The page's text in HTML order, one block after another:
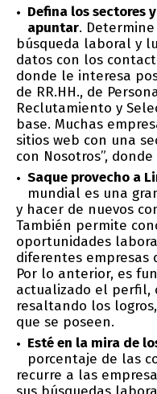
Defina los sectores
apuntar.
búsqueda laboral y
datos con los
donde le interesa
de RR.HH., de
Reclutamiento y
base. Muchas
sitios web con una
con Nosotros”,
Saque provecho a
mundial es una
y hacer de nuevos
También permite
oportunidades
diferentes empresas
Por lo anterior, es
actualizado el perfil,
resaltando los
que se poseen.
Esté en la mira de
porcentaje de las
recurre a las